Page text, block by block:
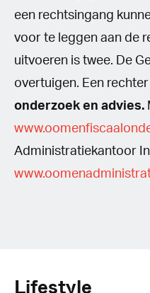
een rechtsingang
voor te leggen aan de
uitvoeren is twee. De
overtuigen. Een
onderzoek en advies.
Administratiekantoor
Lifestyle